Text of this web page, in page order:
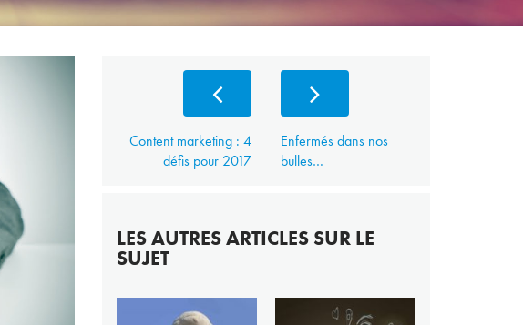
Content marketing : 4
défis pour 2017
Enfermés dans nos
bulles…
LES AUTRES ARTICLES SUR LE
SUJET